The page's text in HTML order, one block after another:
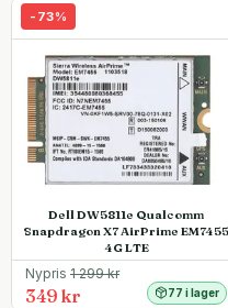
- 73%
Dell DW5811e Qualcomm
Snapdragon X7 AirPrime EM7455
4G LTE
Nypris 1 299kr
349 kr 77 i lager